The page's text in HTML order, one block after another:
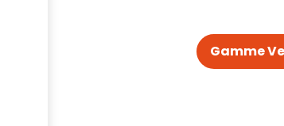
Gamme